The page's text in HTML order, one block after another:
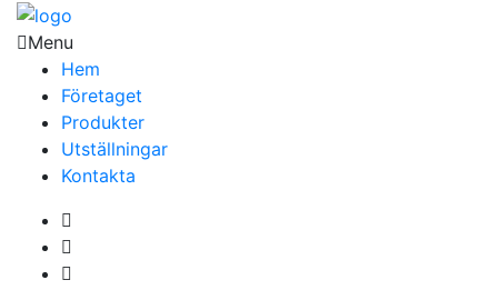
Menu
Hem
Företaget
Produkter
Utställningar
Kontakta